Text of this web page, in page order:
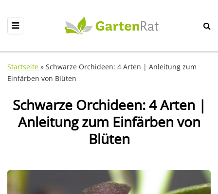
Startseite » Schwarze Orchideen: 4 Arten | Anleitung zum
Einfärben von Blüten
Schwarze Orchideen: 4 Arten |
Anleitung zum Einfärben von
Blüten